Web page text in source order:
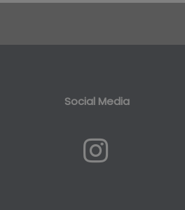
Social Media